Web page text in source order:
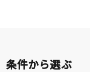
条件から選ぶ